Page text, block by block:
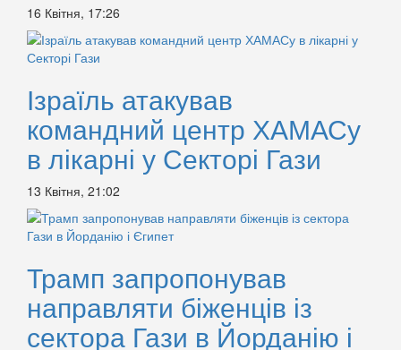
16 Квітня, 17:26
Ізраїль атакував
командний центр ХАМАСу
в лікарні у Секторі Гази
13 Квітня, 21:02
Трамп запропонував
направляти біженців із
сектора Гази в Йорданію і